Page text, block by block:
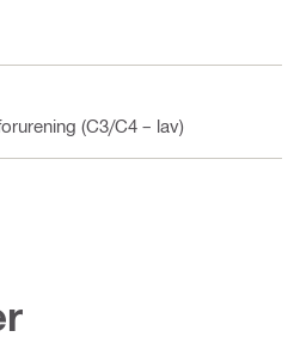
(C3/C4 – lav)